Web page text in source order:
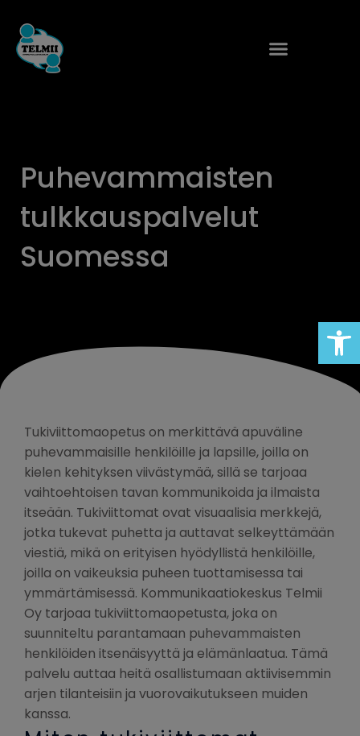
sisältöön
Puhevammaisten
tulkkauspalvelut
Suomessa
Tukiviittomaopetus on merkittävä apuväline
puhevammaisille henkilöille ja lapsille, joilla on
kielen kehityksen viivästymää, sillä se tarjoaa
vaihtoehtoisen tavan kommunikoida ja ilmaista
itseään. Tukiviittomat ovat visuaalisia merkkejä,
jotka tukevat puhetta ja auttavat selkeyttämään
viestiä, mikä on erityisen hyödyllistä henkilöille,
joilla on vaikeuksia puheen tuottamisessa tai
ymmärtämisessä. Kommunikaatiokeskus Telmii
Oy tarjoaa tukiviittomaopetusta, joka on
suunniteltu parantamaan puhevammaisten
henkilöiden itsenäisyyttä ja elämänlaatua. Tämä
palvelu auttaa heitä osallistumaan aktiivisemmin
arjen tilanteisiin ja vuorovaikutukseen muiden
kanssa.